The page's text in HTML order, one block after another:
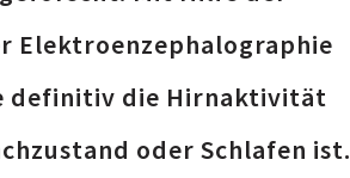
Elektroenzephalographie
definitiv die Hirnaktivität
oder Schlafen ist.